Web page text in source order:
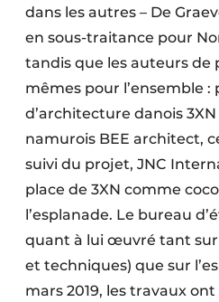
dans les autres – De
en sous-traitance pour
tandis que les auteurs de
mêmes pour l’ensemble :
d’architecture danois
namurois BEE architect,
suivi du projet, JNC
place de 3XN comme
l’esplanade. Le bureau
quant à lui œuvré tant
et techniques) que sur
mars 2019, les travaux